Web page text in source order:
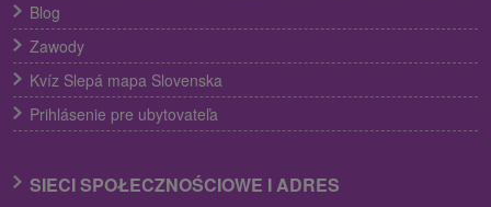
Blog
Zawody
Kvíz Slepá mapa Slovenska
Prihlásenie pre ubytovateľa
SIECI SPOŁECZNOŚCIOWE I ADRES